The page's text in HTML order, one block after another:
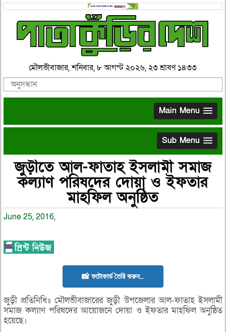
মৌলভীবাজার, শনিবার, ৮ আগস্ট ২০২৬, ২৩ শ্রাবণ ১৪৩৩
Main Menu
Sub Menu
জুড়ীতে আল-ফাতাহ ইসলামী সমাজ
কল্যাণ পরিষদের দোয়া ও ইফতার
মাহফিল অনুষ্ঠিত
June 25, 2016,
📸 ফটোকার্ড তৈরি করুন..
জুড়ী প্রতিনিধি॥ মৌলভীবাজারের জুড়ী উপজেলার আল-ফাতাহ ইসলামী
সমাজ কল্যাণ পরিষদের আয়োজনে দোয়া ও ইফতার মাহফিল অনুষ্ঠিত
হয়েছে।